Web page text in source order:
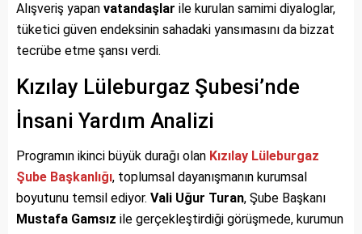
Alışveriş yapan vatandaşlar ile kurulan samimi diyaloglar,
tüketici güven endeksinin sahadaki yansımasını da bizzat
tecrübe etme şansı verdi.
Kızılay Lüleburgaz Şubesi’nde
İnsani Yardım Analizi
Programın ikinci büyük durağı olan Kızılay Lüleburgaz
Şube Başkanlığı, toplumsal dayanışmanın kurumsal
boyutunu temsil ediyor. Vali Uğur Turan, Şube Başkanı
Mustafa Gamsız ile gerçekleştirdiği görüşmede, kurumun